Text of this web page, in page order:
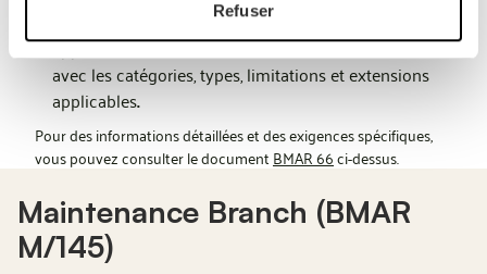
Refuser
: après une évaluation et une
approbation réussies, le candidat reçoit une MAML
avec les catégories, types, limitations et extensions
applicables.
Pour des informations détaillées et des exigences spécifiques,
vous pouvez consulter le document BMAR 66ci-dessus.
Maintenance Branch (BMAR
M/145)